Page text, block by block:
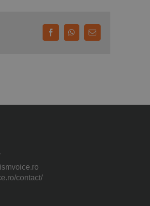
FacebookWhatsApp
E-
contact/